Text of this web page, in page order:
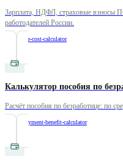
Зарплата, НДФЛ, страховые
работодателей России.
employee-cost-calculator
Калькулятор пособия по
Расчёт пособия по безработице: по
unemployment-benefit-calculator